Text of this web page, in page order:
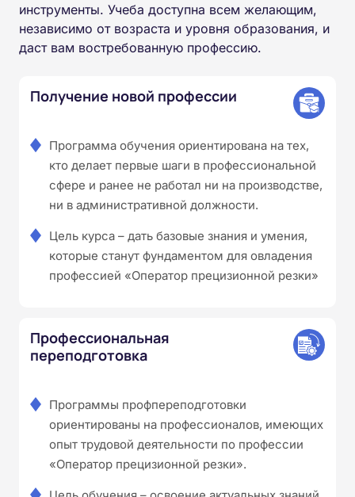
инструменты. Учеба доступна всем желающим,
независимо от возраста и уровня образования, и
даст вам востребованную профессию.
Получение новой профессии
Программа обучения ориентирована на тех,
кто делает первые шаги в профессиональной
сфере и ранее не работал ни на производстве,
ни в административной должности.
Цель курса – дать базовые знания и умения,
которые станут фундаментом для овладения
профессией «Оператор прецизионной резки»
Профессиональная
переподготовка
Программы профпереподготовки
ориентированы на профессионалов, имеющих
опыт трудовой деятельности по профессии
«Оператор прецизионной резки».